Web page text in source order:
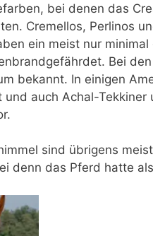
bei denen das
Cremellos, Perlinos
ein meist nur
Bei
bekannt. In einigen
auch Achal-Tekkiner
sind übrigens
denn das Pferd hatte